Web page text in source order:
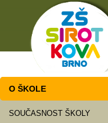
O ŠKOLE
SOUČASNOST ŠKOLY